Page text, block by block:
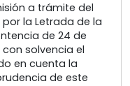
a trámite del
la Letrada de la
de 24 de
solvencia el
en cuenta la
de este